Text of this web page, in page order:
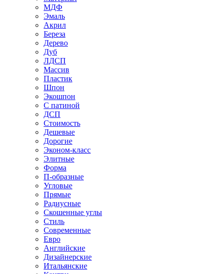
МДФ
Эмаль
Акрил
Береза
Дерево
Дуб
ЛДСП
Массив
Пластик
Шпон
Экошпон
С патиной
ДСП
Стоимость
Дешевые
Дорогие
Эконом-класс
Элитные
Форма
П-образные
Угловые
Прямые
Радиусные
Скошенные углы
Стиль
Современные
Евро
Английские
Дизайнерские
Итальянские